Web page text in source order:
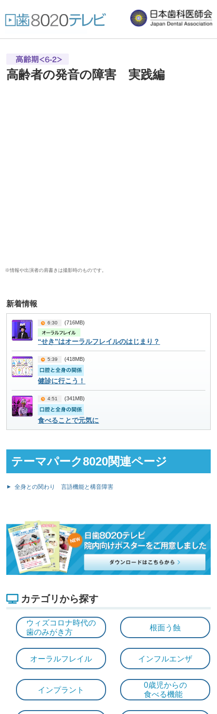
高齢者の発音の障害 実践編
※情報や出演者の肩書きは撮影時のものです。
6:30 (716MB)
“せき”はオーラルフレイルのはじまり？
5:39 (418MB)
健診に行こう！
4:51 (341MB)
食べることで元気に
テーマパーク8020関連ページ
全身との関わり 言語機能と構音障害
カテゴリから探す
ウィズコロナ時代の
歯のみがき方
根面う蝕
オーラルフレイル インフルエンザ
インプラント
0歳児からの
食べる機能